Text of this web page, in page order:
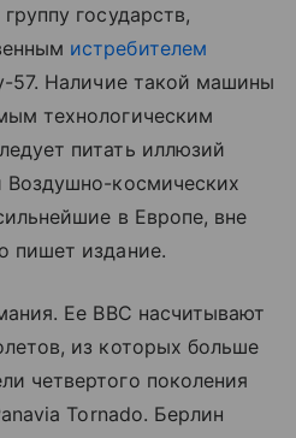
государств,
истребителем
Наличие такой машины
технологическим
питать иллюзий
Воздушно-космических
в Европе, вне
пишет издание.
Ее ВВС насчитывают
из которых больше
четвертого поколения
Tornado. Берлин